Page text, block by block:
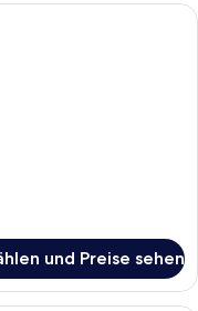
mit einem Bett,
und Preise sehen